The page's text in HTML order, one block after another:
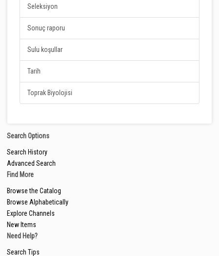
Seleksiyon
Sonuç raporu
Sulu koşullar
Tarih
Toprak Biyolojisi
Search Options
Search History
Advanced Search
Find More
Browse the Catalog
Browse Alphabetically
Explore Channels
New Items
Need Help?
Search Tips